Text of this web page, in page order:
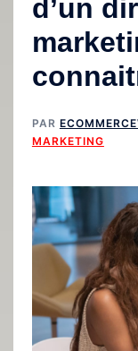
d’un
PAR
MARKETING